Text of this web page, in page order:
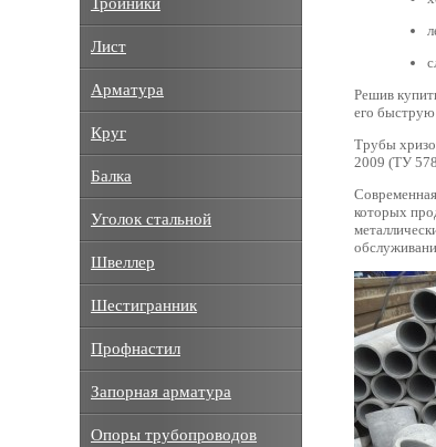
Решив
его
Трубы
2009 (ТУ
которых
Лист
Арматура
Круг
Балка
Уголок стальной
Швеллер
Шестигранник
Профнастил
Запорная арматура
Опоры трубопроводов